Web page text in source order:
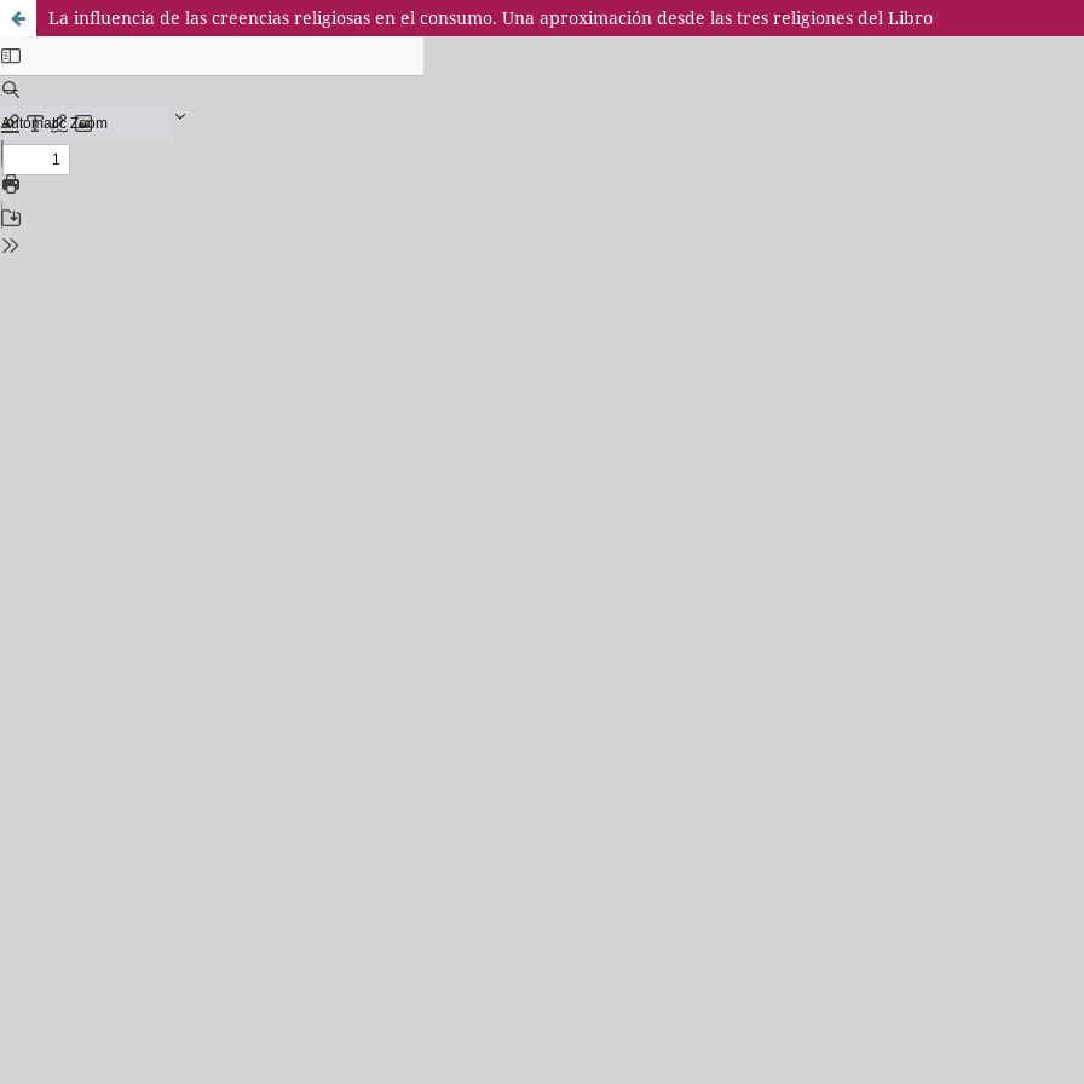
La influencia de las creencias religiosas en el consumo. Una aproximación desde las tres religiones del Libro